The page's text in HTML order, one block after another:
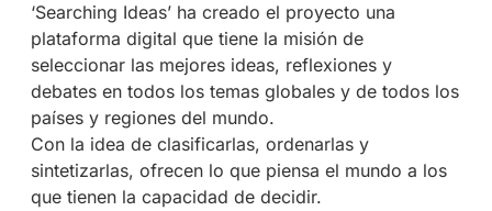
‘Searching Ideas’ ha creado el proyecto una
plataforma digital que tiene la misión de
seleccionar las mejores ideas, reflexiones y
debates en todos los temas globales y de todos los
países y regiones del mundo.
Con la idea de clasificarlas, ordenarlas y
sintetizarlas, ofrecen lo que piensa el mundo a los
que tienen la capacidad de decidir.